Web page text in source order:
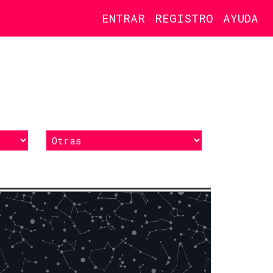
ENTRAR REGISTRO AYUDA